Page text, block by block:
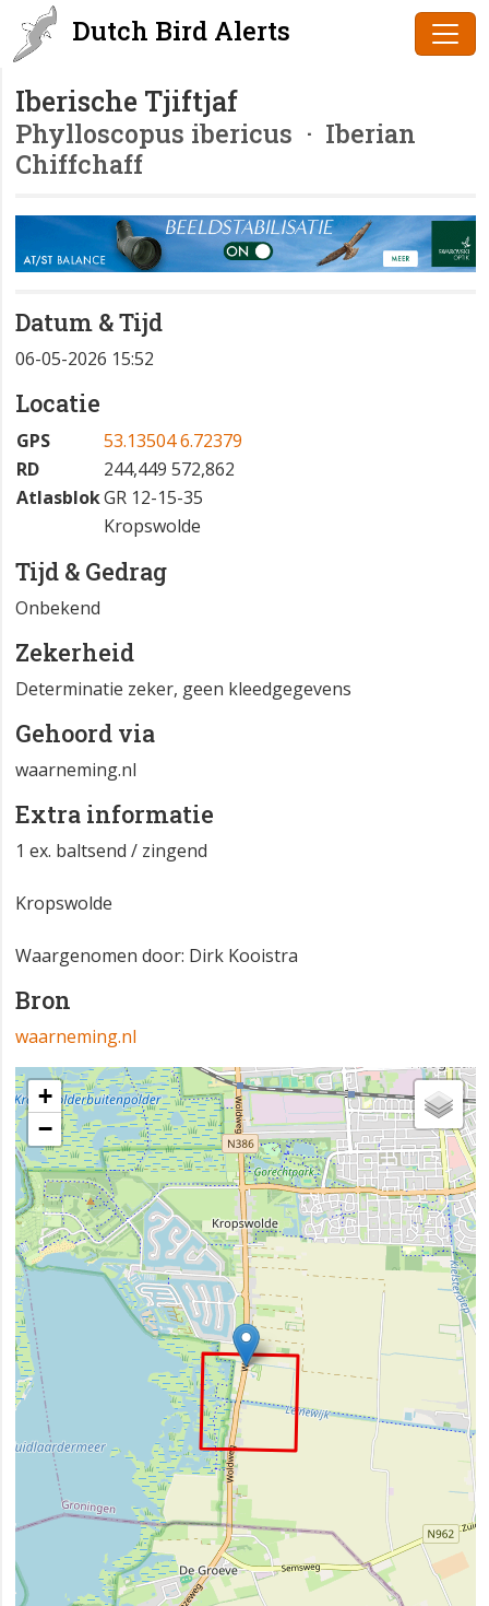
Dutch Bird Alerts
Iberische Tjiftjaf
Phylloscopus ibericus · Iberian
Chiffchaff
Datum & Tijd
06-05-2026 15:52
Locatie
GPS
53.13504 6.72379
RD
244,449 572,862
AtlasblokGR 12-15-35
Kropswolde
Tijd & Gedrag
Onbekend
Zekerheid
Determinatie zeker, geen kleedgegevens
Gehoord via
waarneming.nl
Extra informatie
1 ex. baltsend / zingend
Kropswolde
Waargenomen door: Dirk Kooistra
Bron
waarneming.nl
+
−